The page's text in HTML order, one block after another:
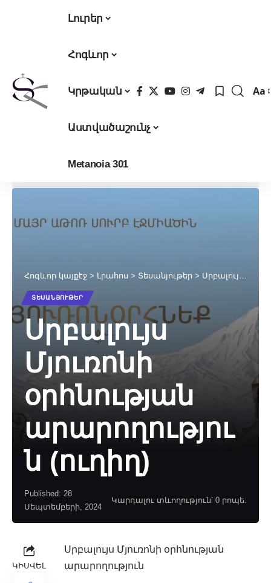
Լուրեր
Հոգևոր
Կրթական
Աստվածաշունչ
Metanoia 301
Aa
Հոգևոր կայքէջ > Լրահոս > Տեսանյութեր > Սրբալույս Մյուռոնի օրհնության արարողություն (ուղիղ)
ՏԵՍԱՆՅՈՒԹԵՐ
Սրբալույս
Մյուռոնի
օրհնության
արարողությու
ն (ուղիղ)
Published: 28
Սեպտեմբերի, 2024
Կարդալու տևողություն՝ 0 րոպե:
ԿԻՍՎԵԼ
Սրբալույս Մյուռոնի օրհնության
արարողություն